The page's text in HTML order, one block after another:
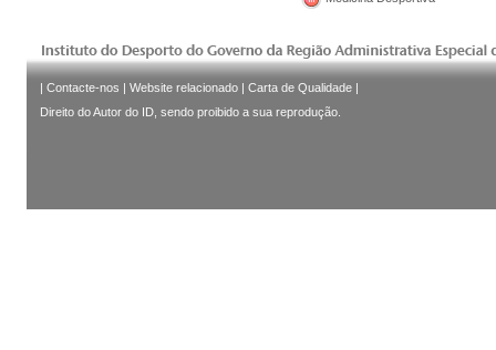
| Contacte-nos | Website relacionado | Carta de Qualidade |
Direito do Autor do ID, sendo proibido a sua reprodução.